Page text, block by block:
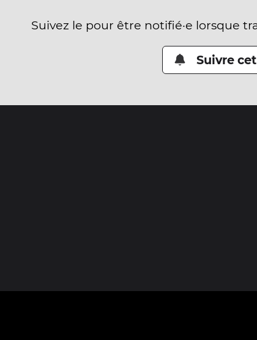
Suivez le pour être notifié·e lorsque
Suivre